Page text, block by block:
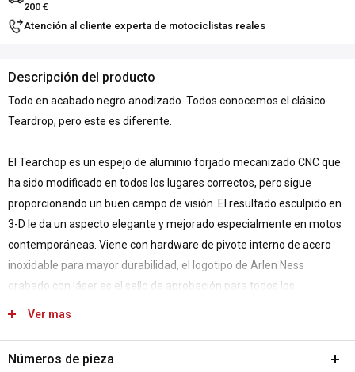
200 €
Atención al cliente experta de motociclistas reales
Descripción del producto
Todo en acabado negro anodizado. Todos conocemos el clásico
Teardrop, pero este es diferente.
El Tearchop es un espejo de aluminio forjado mecanizado CNC que
ha sido modificado en todos los lugares correctos, pero sigue
proporcionando un buen campo de visión. El resultado esculpido en
3-D le da un aspecto elegante y mejorado especialmente en motos
contemporáneas. Viene con hardware de pivote interno de acero
inoxidable para mayor durabilidad, el logotipo de Arlen Ness
grabado con láser es el sello de aprobación para todos los
Ver mas
Números de pieza